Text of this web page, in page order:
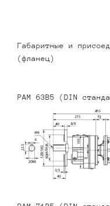
Габаритные и
(фланец)
PAM 63B5 (DIN